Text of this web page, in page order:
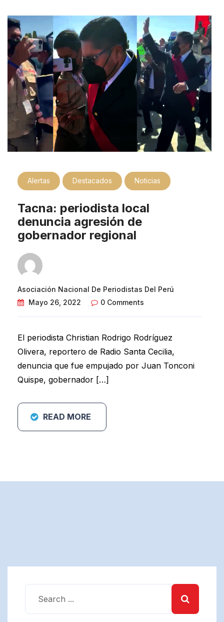
Alertas Destacados Noticias
Tacna: periodista local
denuncia agresión de
gobernador regional
Asociación Nacional De Periodistas Del Perú
Mayo 26, 2022
0 Comments
El periodista Christian Rodrigo Rodríguez
Olivera, reportero de Radio Santa Cecilia,
denuncia que fue empujado por Juan Tonconi
Quispe, gobernador […]
READ MORE